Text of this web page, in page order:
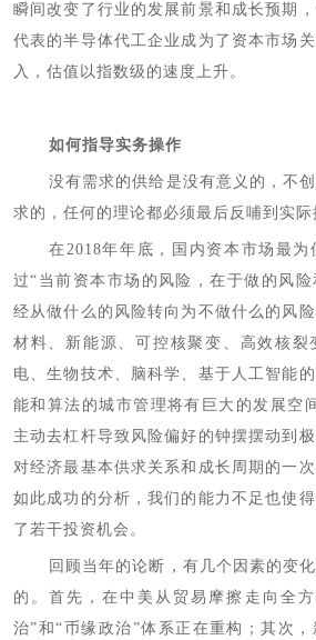
瞬间改变了行业的发展前景和成长预期
代表的半导体代工企业成为了资本市场
入，估值以指数级的速度上升。
如何指导实务操作
没有需求的供给是没有意义的，不
求的，任何的理论都必须最后反哺到实际
在2018年年底，国内资本市场最为
过“当前资本市场的风险，在于做的风
经从做什么的风险转向为不做什么的风
材料、新能源、可控核聚变、高效核裂
电、生物技术、脑科学、基于人工智能
能和算法的城市管理将有巨大的发展空
主动去杠杆导致风险偏好的钟摆摆动到
对经济最基本供求关系和成长周期的一
如此成功的分析，我们的能力不足也使
了若干投资机会。
回顾当年的论断，有几个因素的变
的。首先，在中美从贸易摩擦走向全
治”和“币缘政治”体系正在重构；其次